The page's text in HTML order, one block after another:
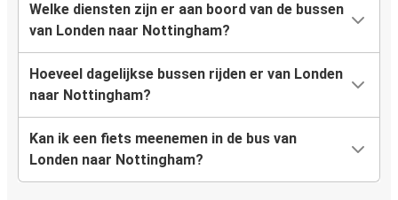
Welke diensten zijn er aan boord van de bussen
van Londen naar Nottingham?
Hoeveel dagelijkse bussen rijden er van Londen
naar Nottingham?
Kan ik een fiets meenemen in de bus van
Londen naar Nottingham?